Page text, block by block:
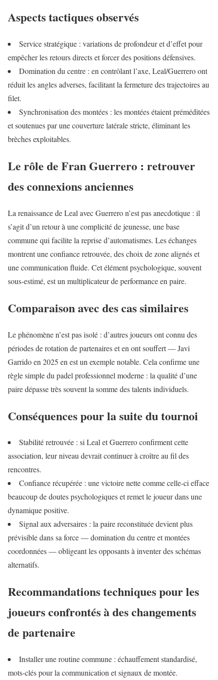
Aspects tactiques observés
Service stratégique : variations de profondeur et d’effet pour
empêcher les retours directs et forcer des positions défensives.
Domination du centre : en contrôlant l’axe, Leal/Guerrero ont
réduit les angles adverses, facilitant la fermeture des trajectoires au
filet.
Synchronisation des montées : les montées étaient préméditées
et soutenues par une couverture latérale stricte, éliminant les
brèches exploitables.
Le rôle de Fran Guerrero : retrouver
des connexions anciennes
La renaissance de Leal avec Guerrero n’est pas anecdotique : il
s’agit d’un retour à une complicité de jeunesse, une base
commune qui facilite la reprise d’automatismes. Les échanges
montrent une confiance retrouvée, des choix de zone alignés et
une communication fluide. Cet élément psychologique, souvent
sous-estimé, est un multiplicateur de performance en paire.
Comparaison avec des cas similaires
Le phénomène n’est pas isolé : d’autres joueurs ont connu des
périodes de rotation de partenaires et en ont souffert — Javi
Garrido en 2025 en est un exemple notable. Cela confirme une
règle simple du padel professionnel moderne : la qualité d’une
paire dépasse très souvent la somme des talents individuels.
Conséquences pour la suite du tournoi
Stabilité retrouvée : si Leal et Guerrero confirment cette
association, leur niveau devrait continuer à croître au fil des
rencontres.
Confiance récupérée : une victoire nette comme celle-ci efface
beaucoup de doutes psychologiques et remet le joueur dans une
dynamique positive.
Signal aux adversaires : la paire reconstituée devient plus
prévisible dans sa force — domination du centre et montées
coordonnées — obligeant les opposants à inventer des schémas
alternatifs.
Recommandations techniques pour les
joueurs confrontés à des changements
de partenaire
Installer une routine commune : échauffement standardisé,
mots-clés pour la communication et signaux de montée.